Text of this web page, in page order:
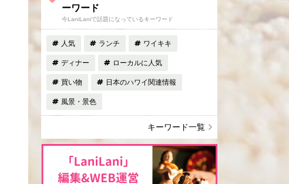
ーワード
今LaniLaniで話題になっているキーワード
人気 ランチ ワイキキ
ディナー ローカルに人気
買い物 日本のハワイ関連情報
風景・景色
キーワード一覧